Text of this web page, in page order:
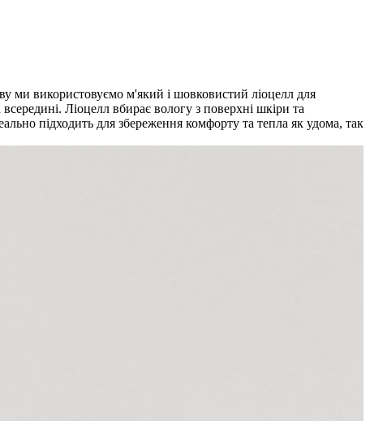
ми використовуємо м'який і шовковистий ліоцелл для
Ліоцелл вбирає вологу з поверхні шкіри та
підходить для збереження комфорту та тепла як удома, так